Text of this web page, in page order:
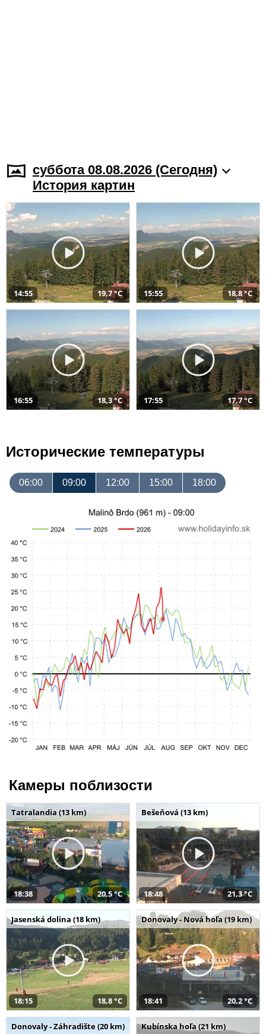
суббота 08.08.2026 (Cегодня)
История картин
14:55 19,7 °C 15:55 18,8 °C
16:55 18,3 °C 17:55 17,7 °C
Исторические температуры
06:00 09:00 12:00 15:00 18:00
Камеры поблизости
Tatralandia (13 km)
18:38 20,5 °C
Bešeňová (13 km)
18:48 21,3 °C
Jasenská dolina (18 km)
18:15 18,8 °C
Donovaly - Nová hoľa (19 km)
18:41 20,2 °C
Donovaly - Záhradište (20 km) Kubínska hoľa (21 km)